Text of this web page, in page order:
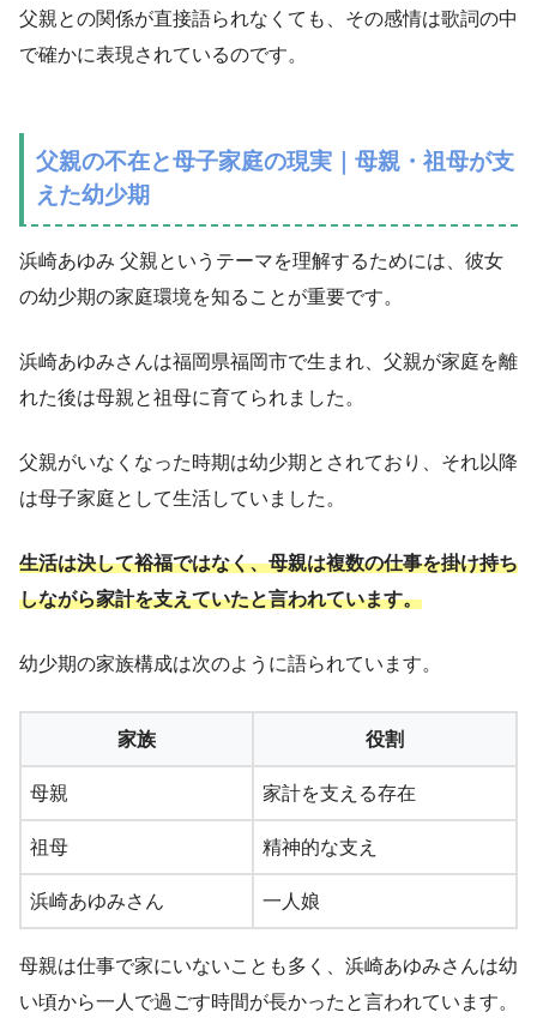
父親との関係が直接語られなくても、その感情は歌詞の中
で確かに表現されているのです。
父親の不在と母子家庭の現実｜母親・祖母が支
えた幼少期
浜崎あゆみ 父親というテーマを理解するためには、彼女
の幼少期の家庭環境を知ることが重要です。
浜崎あゆみさんは福岡県福岡市で生まれ、父親が家庭を離
れた後は母親と祖母に育てられました。
父親がいなくなった時期は幼少期とされており、それ以降
は母子家庭として生活していました。
生活は決して裕福ではなく、母親は複数の仕事を掛け持ち
しながら家計を支えていたと言われています。
幼少期の家族構成は次のように語られています。
家族 役割
母親 家計を支える存在
祖母 精神的な支え
浜崎あゆみさん 一人娘
母親は仕事で家にいないことも多く、浜崎あゆみさんは幼
い頃から一人で過ごす時間が長かったと言われています。